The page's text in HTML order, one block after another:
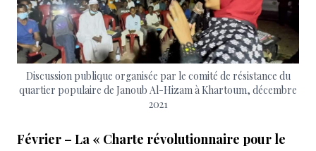
Discussion publique organisée par le comité de résistance du
quartier populaire de Janoub Al-Hizam à Khartoum, décembre
2021
Février – La « Charte révolutionnaire pour le